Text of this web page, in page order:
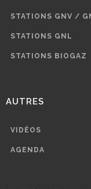
STATIONS GNV /
STATIONS GNL
STATIONS BIOGAZ
AUTRES
VIDÉOS
AGENDA